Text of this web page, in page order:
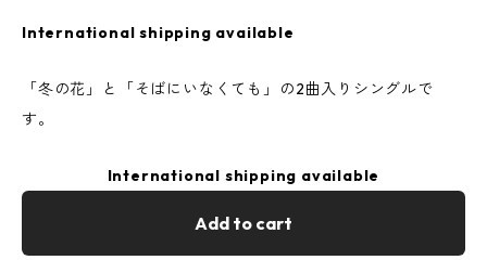
International shipping available
「冬の花」と「そばにいなくても」の2曲入りシングルで
す。
International shipping available
Add to cart